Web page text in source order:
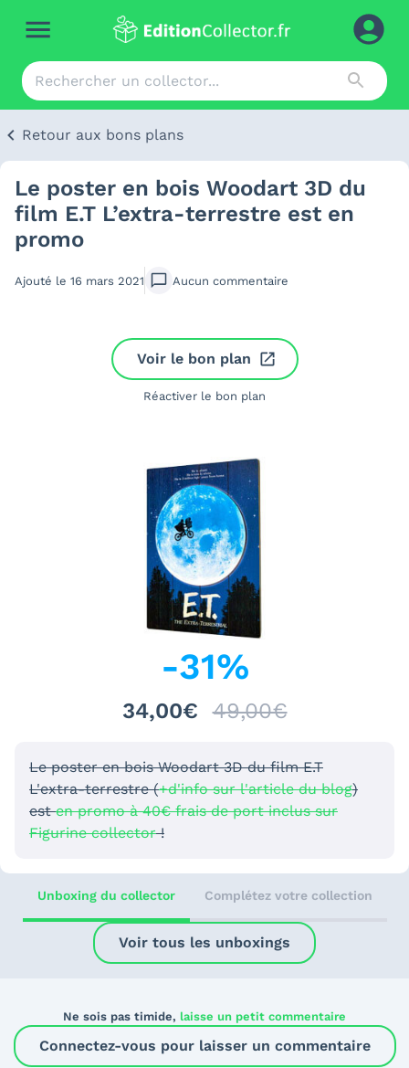
Retour aux bons plans
Le poster en bois Woodart 3D du
film E.T L’extra-terrestre est en
promo
Ajouté le 16 mars 2021 Aucun commentaire
Voir le bon plan
Réactiver le bon plan
-31%
34,00€ 49,00€
Le poster en bois Woodart 3D du film E.T
L'extra-terrestre (+d'info sur l'article du blog)
esten promo à 40€ frais de port inclus sur
Figurine collector!
Unboxing du collector Complétez votre collection
Voir tous les unboxings
Ne sois pas timide, laisse un petit commentaire
Connectez-vous pour laisser un commentaire